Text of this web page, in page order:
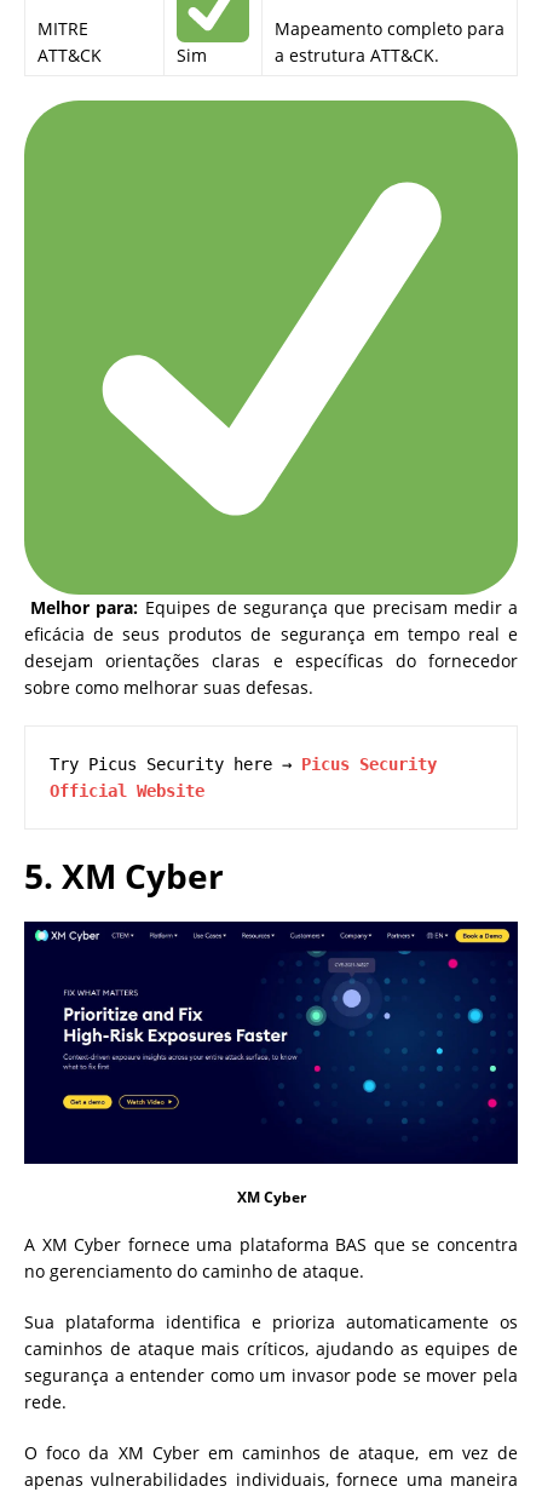
MITRE
ATT&CK
Sim
Mapeamento completo para
a estrutura ATT&CK.
Melhor para: Equipes de segurança que precisam medir a
eficácia de seus produtos de segurança em tempo real e
desejam orientações claras e específicas do fornecedor
sobre como melhorar suas defesas.
Try Picus Security here → Picus Security
Official Website
5. XM Cyber
XM Cyber
A XM Cyber fornece uma plataforma BAS que se concentra
no gerenciamento do caminho de ataque.
Sua plataforma identifica e prioriza automaticamente os
caminhos de ataque mais críticos, ajudando as equipes de
segurança a entender como um invasor pode se mover pela
rede.
O foco da XM Cyber em caminhos de ataque, em vez de
apenas vulnerabilidades individuais, fornece uma maneira